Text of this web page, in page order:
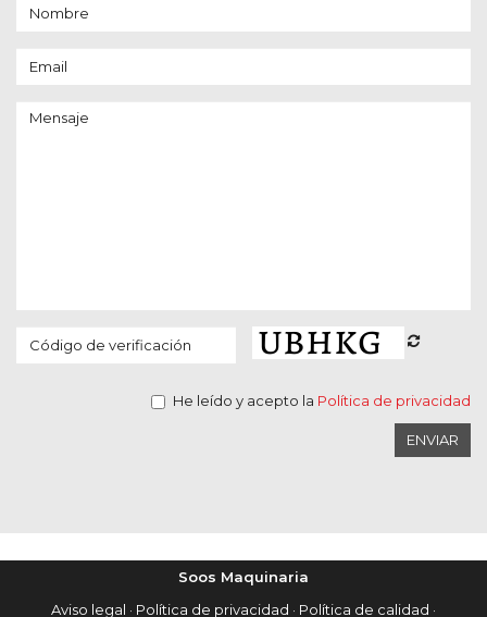
He leído y acepto la Política de privacidad
ENVIAR
Soos Maquinaria
Aviso legal · Política de privacidad · Política de calidad ·